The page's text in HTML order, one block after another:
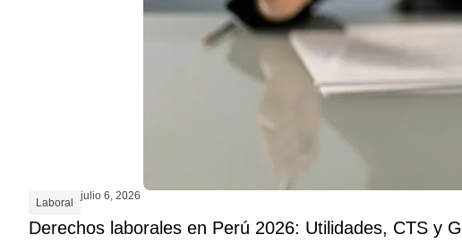
Laboral
julio 6, 2026
Derechos laborales en Perú 2026: Utilidades, CTS y